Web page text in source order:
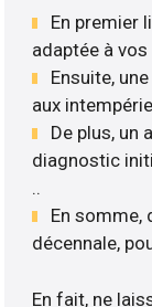
En premier
adaptée à
Ensuite,
aux
De plus, un
diagnostic
..
En somme,
décennale,
En fait, ne